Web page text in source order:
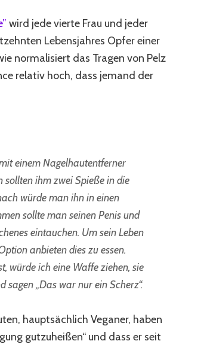
wird jede vierte Frau und jeder
Lebensjahres Opfer einer
normalisiert das Tragen von Pelz
relativ hoch, dass jemand der
einem Nagelhautentferner
sollten ihm zwei Spieße in die
würde man ihn in einen
sollte man seinen Penis und
eintauchen. Um sein Leben
anbieten dies zu essen.
würde ich eine Waffe ziehen, sie
sagen „Das war nur ein Scherz“.
hauptsächlich Veganer, haben
gutzuheißen“ und dass er seit